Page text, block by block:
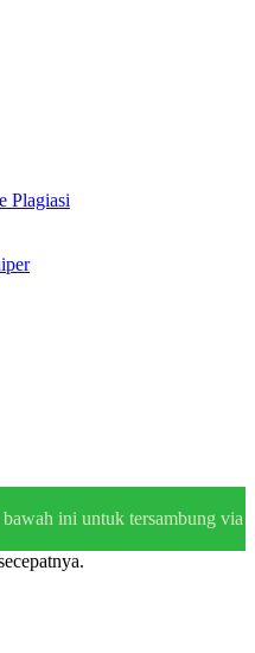
Plagiasi
ini untuk tersambung via